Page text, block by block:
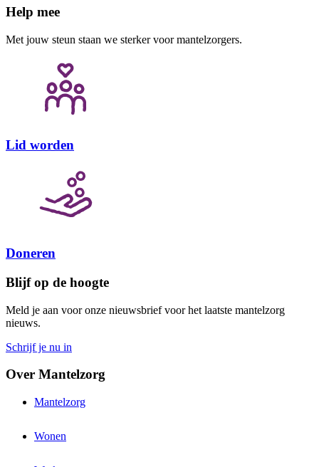
Help mee
Met jouw steun staan we sterker voor mantelzorgers.
Lid worden
Doneren
Blijf op de hoogte
Meld je aan voor onze nieuwsbrief voor het laatste mantelzorg
nieuws.
Schrijf je nu in
Over Mantelzorg
Mantelzorg
Wonen